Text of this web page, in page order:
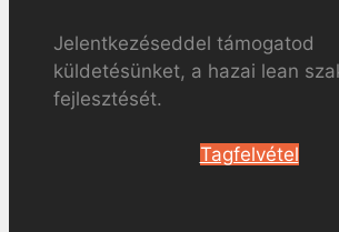
Jelentkezéseddel támogatod
küldetésünket, a hazai lean
fejlesztését.
Tagfelvétel